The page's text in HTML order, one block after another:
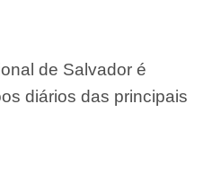
de Salvador é
diários das principais